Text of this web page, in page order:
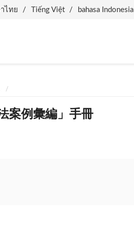
ไทย Tiếng Việt bahasa Indonesia
案例彙編」手冊